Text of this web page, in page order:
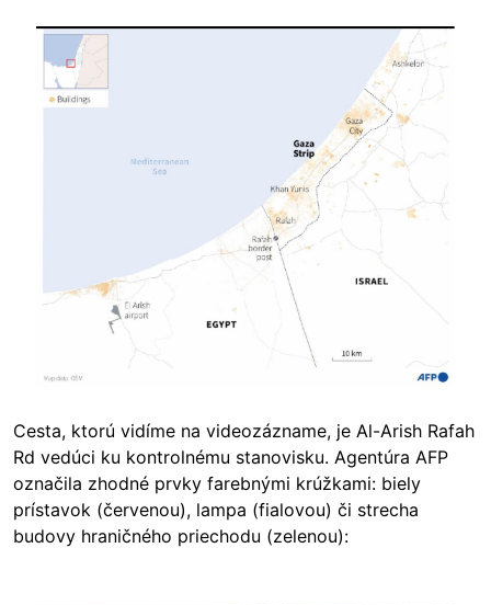
Image
Cesta, ktorú vidíme na videozázname, je Al-Arish Rafah
Rd vedúci ku kontrolnému stanovisku. Agentúra AFP
označila zhodné prvky farebnými krúžkami: biely
prístavok (červenou), lampa (fialovou) či strecha
budovy hraničného priechodu (zelenou):